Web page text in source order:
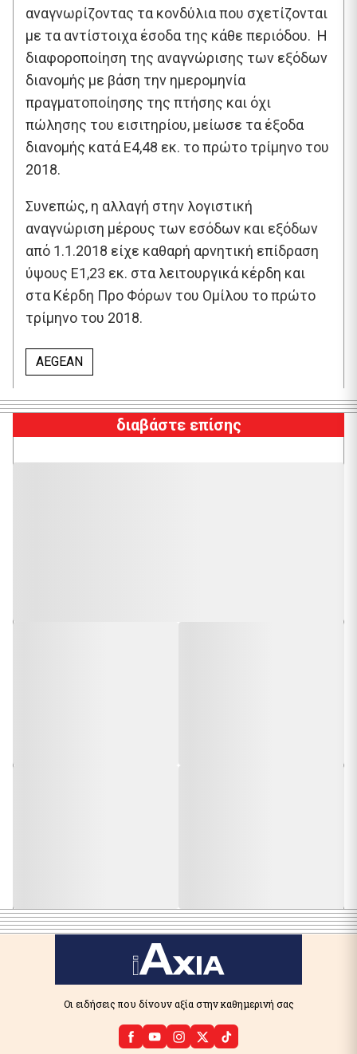
αναγνωρίζοντας τα κονδύλια που σχετίζονται
με τα αντίστοιχα έσοδα της κάθε περιόδου. Η
διαφοροποίηση της αναγνώρισης των εξόδων
διανομής με βάση την ημερομηνία
πραγματοποίησης της πτήσης και όχι
πώλησης του εισιτηρίου, μείωσε τα έξοδα
διανομής κατά E4,48 εκ. το πρώτο τρίμηνο του
2018.
Συνεπώς, η αλλαγή στην λογιστική
αναγνώριση μέρους των εσόδων και εξόδων
από 1.1.2018 είχε καθαρή αρνητική επίδραση
ύψους E1,23 εκ. στα λειτουργικά κέρδη και
στα Κέρδη Προ Φόρων του Ομίλου το πρώτο
τρίμηνο του 2018.
AEGEAN
διαβάστε επίσης
Οι ειδήσεις που δίνουν αξία στην καθημερινή σας